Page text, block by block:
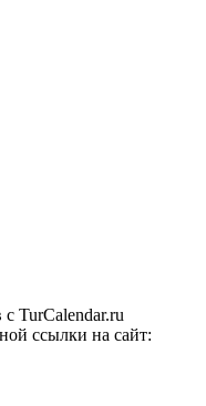
TurCalendar.ru
ссылки на сайт: